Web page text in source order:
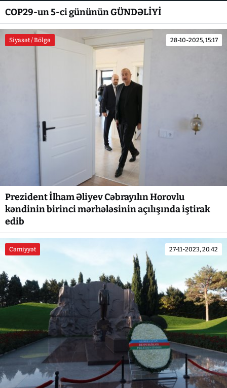
COP29-un 5-ci gününün GÜNDƏLİYİ
Siyasət / Bölgə 28-10-2025, 15:17
Prezident İlham Əliyev Cəbrayılın Horovlu
kəndinin birinci mərhələsinin açılışında iştirak
edib
Cəmiyyət 27-11-2023, 20:42